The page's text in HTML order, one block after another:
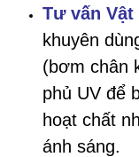
Tư vấn
khuyên
(bơm chân
phủ UV để
hoạt chất
ánh sáng.